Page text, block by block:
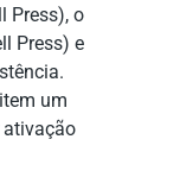
Press), o
Press) e
um